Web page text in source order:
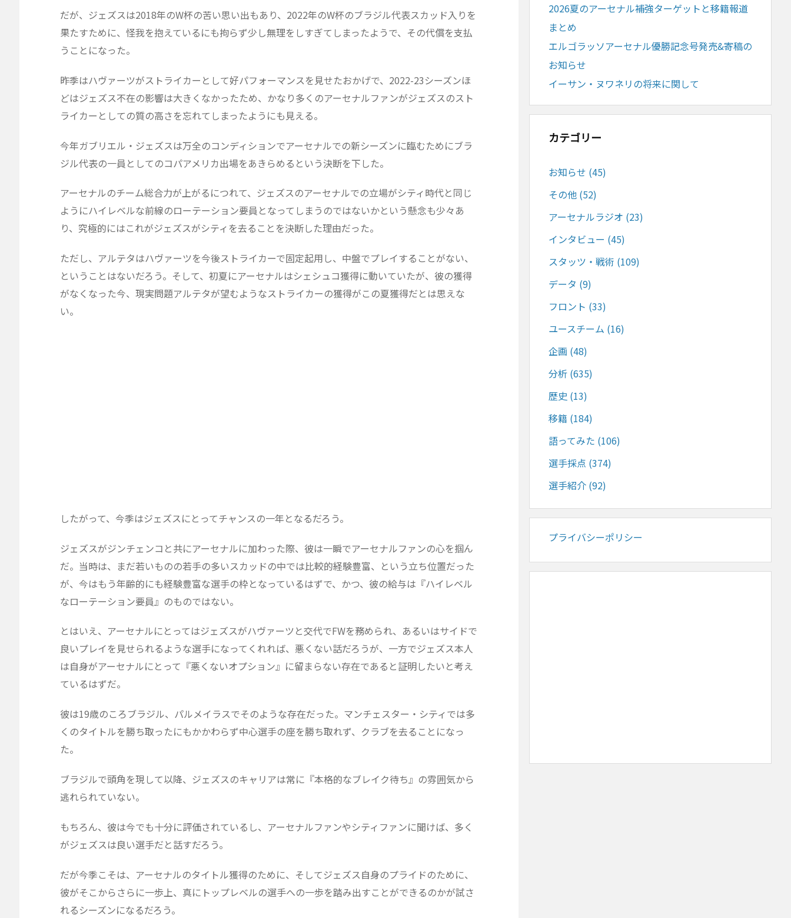
だが、ジェズスは2018年のW杯の苦い思い出もあり、2022年のW杯のブラジル代表スカッド入りを
果たすために、怪我を抱えているにも拘らず少し無理をしすぎてしまったようで、その代償を支払
うことになった。
昨季はハヴァーツがストライカーとして好パフォーマンスを見せたおかげで、2022-23シーズンほ
どはジェズス不在の影響は大きくなかったため、かなり多くのアーセナルファンがジェズスのスト
ライカーとしての質の高さを忘れてしまったようにも見える。
今年ガブリエル・ジェズスは万全のコンディションでアーセナルでの新シーズンに臨むためにブラ
ジル代表の一員としてのコパアメリカ出場をあきらめるという決断を下した。
アーセナルのチーム総合力が上がるにつれて、ジェズスのアーセナルでの立場がシティ時代と同じ
ようにハイレベルな前線のローテーション要員となってしまうのではないかという懸念も少々あ
り、究極的にはこれがジェズスがシティを去ることを決断した理由だった。
ただし、アルテタはハヴァーツを今後ストライカーで固定起用し、中盤でプレイすることがない、
ということはないだろう。そして、初夏にアーセナルはシェシュコ獲得に動いていたが、彼の獲得
がなくなった今、現実問題アルテタが望むようなストライカーの獲得がこの夏獲得だとは思えな
い。
したがって、今季はジェズスにとってチャンスの一年となるだろう。
ジェズスがジンチェンコと共にアーセナルに加わった際、彼は一瞬でアーセナルファンの心を掴ん
だ。当時は、まだ若いものの若手の多いスカッドの中では比較的経験豊富、という立ち位置だった
が、今はもう年齢的にも経験豊富な選手の枠となっているはずで、かつ、彼の給与は『ハイレベル
なローテーション要員』のものではない。
とはいえ、アーセナルにとってはジェズスがハヴァーツと交代でFWを務められ、あるいはサイドで
良いプレイを見せられるような選手になってくれれば、悪くない話だろうが、一方でジェズス本人
は自身がアーセナルにとって『悪くないオプション』に留まらない存在であると証明したいと考え
ているはずだ。
彼は19歳のころブラジル、パルメイラスでそのような存在だった。マンチェスター・シティでは多
くのタイトルを勝ち取ったにもかかわらず中心選手の座を勝ち取れず、クラブを去ることになっ
た。
ブラジルで頭角を現して以降、ジェズスのキャリアは常に『本格的なブレイク待ち』の雰囲気から
逃れられていない。
もちろん、彼は今でも十分に評価されているし、アーセナルファンやシティファンに聞けば、多く
がジェズスは良い選手だと話すだろう。
だが今季こそは、アーセナルのタイトル獲得のために、そしてジェズス自身のプライドのために、
彼がそこからさらに一歩上、真にトップレベルの選手への一歩を踏み出すことができるのかが試さ
れるシーズンになるだろう。
2026夏のアーセナル補強ターゲットと移籍報道
まとめ
エルゴラッソアーセナル優勝記念号発売&寄稿の
お知らせ
イーサン・ヌワネリの将来に関して
カテゴリー
お知らせ (45)
その他 (52)
アーセナルラジオ (23)
インタビュー (45)
スタッツ・戦術 (109)
データ (9)
フロント (33)
ユースチーム (16)
企画 (48)
分析 (635)
歴史 (13)
移籍 (184)
語ってみた (106)
選手採点 (374)
選手紹介 (92)
プライバシーポリシー